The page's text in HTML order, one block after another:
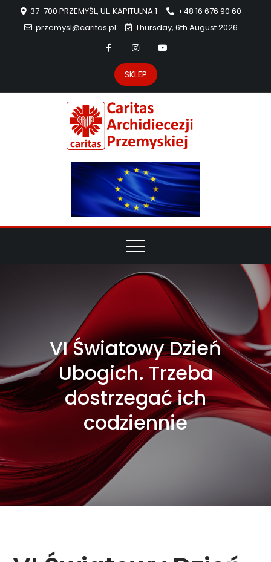
37-700 PRZEMYŚL, UL. KAPITULNA 1
+48 16 676 90 60
przemysl@caritas.pl
Thursday, 6th August 2026
SKLEP
VI Światowy Dzień
Ubogich. Trzeba
dostrzegać ich
codziennie